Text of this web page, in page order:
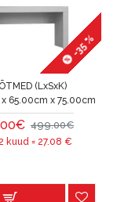
-35 %
(LxSxK)
65.00cm x 75.00cm
499.00€
kuud = 27.08 €